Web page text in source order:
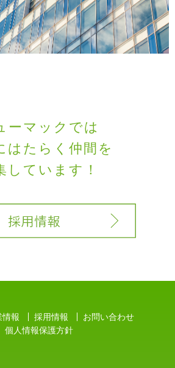
ーマックでは
はたらく 仲間を
しています！
情報 採用情報
お問い合わせ
個人情報保護方針